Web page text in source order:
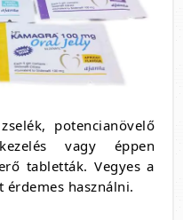
potencianövelő
vagy éppen
tabletták. Vegyes a
használni.